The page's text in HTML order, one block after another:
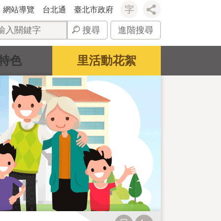
網站導覽 台北通 臺北市政府
搜尋 進階搜尋
色 里活動花絮